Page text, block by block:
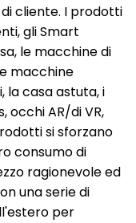
cliente. I prodotti
gli Smart
le macchine di
macchine
la casa astuta, i
occhi AR/di VR,
si sforzano
consumo di
ragionevole ed
una serie di
per